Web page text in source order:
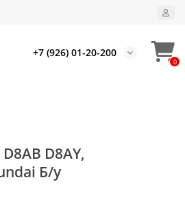
+7 (926) 01-20-200
0
D8AY,
Б/у